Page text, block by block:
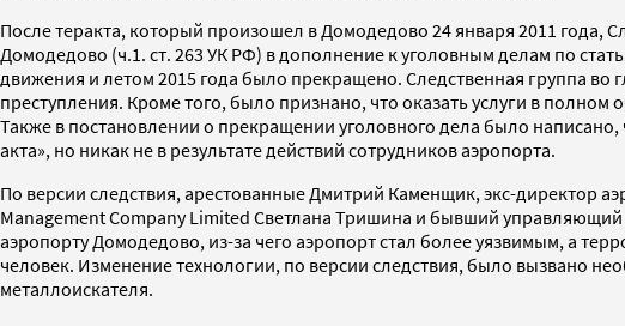
После теракта, который произошел в Домодедово 24 января 2011 года,
Домодедово (ч.1. ст. 263 УК РФ) в дополнение к уголовным делам по
движения и летом 2015 года было прекращено. Следственная группа во
преступления. Кроме того, было признано, что оказать услуги в
Также в постановлении о прекращении уголовного дела было
акта», но никак не в результате действий сотрудников аэропорта.
По версии следствия, арестованные Дмитрий Каменщик, экс-директор
Management Company Limited Светлана Тришина и бывший
аэропорту Домодедово, из-за чего аэропорт стал более уязвимым, а
человек. Изменение технологии, по версии следствия, было вызвано
металлоискателя.